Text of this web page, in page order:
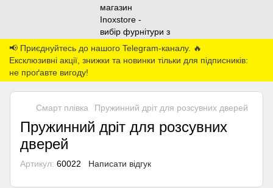
📢 Приєднуйтесь до нашого Telegram-каналу. 🔥
Ексклюзивні акції, знижки та новинки тільки для підписників:
не проґавте вигоду!
Смарт плівка Пружинний дріт для розсувних дверей
Пружинний дріт для розсувних
дверей
Артикул: 60022 Написати відгук